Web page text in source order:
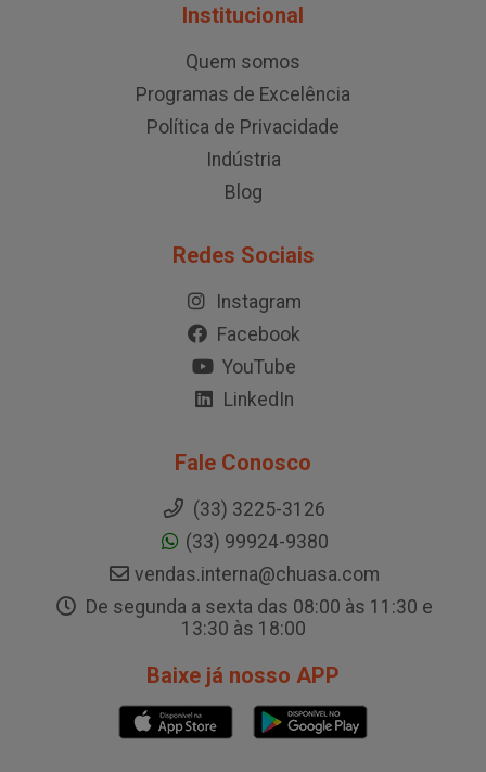
Institucional
Quem somos
Programas de Excelência
Política de Privacidade
Indústria
Blog
Redes Sociais
Instagram
Facebook
YouTube
LinkedIn
Fale Conosco
(33) 3225-3126
(33) 99924-9380
vendas.interna@chuasa.com
De segunda a sexta das 08:00 às 11:30 e
13:30 às 18:00
Baixe já nosso APP